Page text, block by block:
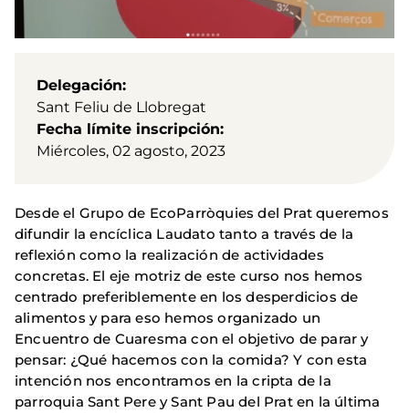
Delegación
Sant Feliu de Llobregat
Fecha límite inscripción
Miércoles, 02 agosto, 2023
Desde el Grupo de EcoParròquies del Prat queremos
difundir la encíclica Laudato tanto a través de la
reflexión como la realización de actividades
concretas. El eje motriz de este curso nos hemos
centrado preferiblemente en los desperdicios de
alimentos y para eso hemos organizado un
Encuentro de Cuaresma con el objetivo de parar y
pensar: ¿Qué hacemos con la comida? Y con esta
intención nos encontramos en la cripta de la
parroquia Sant Pere y Sant Pau del Prat en la última